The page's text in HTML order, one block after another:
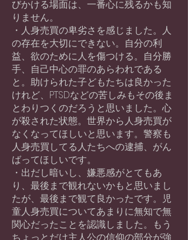
びかける場面は、一番心に残るかも知
りません。
・人身売買の卑劣さを感じました。人
の存在を大切にできない。自分の利
益、欲のために人を傷つける。自分勝
手、自己中心の罪のあらわれである
と。助けられた子どもたちは良かった
けれど、PTSDなどの苦しみもその後ま
とわりつくのだろうと思いました。心
が殺された状態。世界から人身売買が
なくなってほしいと思います。警察も
人身売買してる人たちへの逮捕、がん
ばってほしいです。
・出だし暗いし、嫌悪感がとてもあ
り、最後まで観れないかもと思いまし
たが、最後まで観て良かったです。児
童人身売買についてあまりに無知で無
関心だったことを認識しました。もう